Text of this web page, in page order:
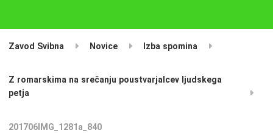
Zavod Svibna Novice Izba spomina
Z romarskima na srečanju poustvarjalcev ljudskega
petja
201706IMG_1281a_840